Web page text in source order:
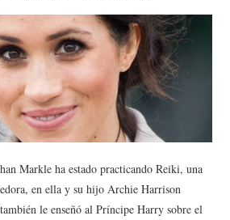
Markle ha estado practicando Reiki, una
en ella y su hijo Archie Harrison
le enseñó al Príncipe Harry sobre el